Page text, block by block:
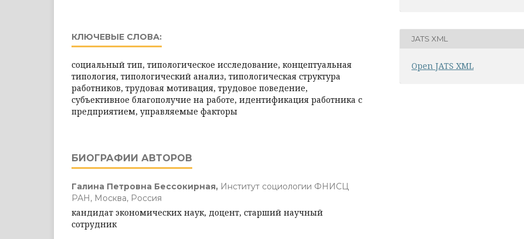
КЛЮЧЕВЫЕ СЛОВА:
социальный тип, типологическое исследование, концептуальная
типология, типологический анализ, типологическая структура
работников, трудовая мотивация, трудовое поведение,
субъективное благополучие на работе, идентификация работника с
предприятием, управляемые факторы
БИОГРАФИИ АВТОРОВ
Галина Петровна Бессокирная, Институт социологии ФНИСЦ
РАН, Москва, Россия
кандидат экономических наук, доцент, старший научный
сотрудник
JATS XML
Open JATS XML